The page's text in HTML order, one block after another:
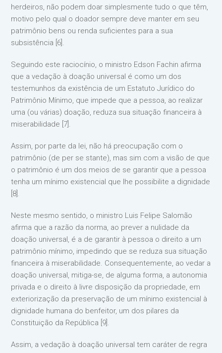
herdeiros, não podem doar simplesmente tudo o que têm,
motivo pelo qual o doador sempre deve manter em seu
patrimônio bens ou renda suficientes para a sua
subsistência [6].
Seguindo este raciocínio, o ministro Edson Fachin afirma
que a vedação à doação universal é como um dos
testemunhos da existência de um Estatuto Jurídico do
Patrimônio Mínimo, que impede que a pessoa, ao realizar
uma (ou várias) doação, reduza sua situação financeira à
miserabilidade [7].
Assim, por parte da lei, não há preocupação com o
patrimônio (de per se stante), mas sim com a visão de que
o patrimônio é um dos meios de se garantir que a pessoa
tenha um mínimo existencial que lhe possibilite a dignidade
[8].
Neste mesmo sentido, o ministro Luis Felipe Salomão
afirma que a razão da norma, ao prever a nulidade da
doação universal, é a de garantir à pessoa o direito a um
patrimônio mínimo, impedindo que se reduza sua situação
financeira à miserabilidade. Consequentemente, ao vedar a
doação universal, mitiga-se, de alguma forma, a autonomia
privada e o direito à livre disposição da propriedade, em
exteriorização da preservação de um mínimo existencial à
dignidade humana do benfeitor, um dos pilares da
Constituição da República [9].
Assim, a vedação à doação universal tem caráter de regra